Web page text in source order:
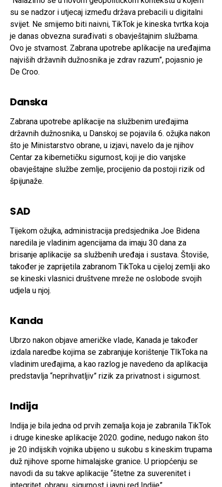
su se nadzor i utjecaj između država prebacili u digitalni
svijet. Ne smijemo biti naivni, TikTok je kineska tvrtka koja
je danas obvezna surađivati s obavještajnim službama.
Ovo je stvarnost. Zabrana upotrebe aplikacije na uređajima
najviših državnih dužnosnika je zdrav razum”, pojasnio je
De Croo.
Danska
Zabrana upotrebe aplikacije na službenim uređajima
državnih dužnosnika, u Danskoj se pojavila 6. ožujka nakon
što je Ministarstvo obrane, u izjavi, navelo da je njihov
Centar za kibernetičku sigurnost, koji je dio vanjske
obavještajne službe zemlje, procijenio da postoji rizik od
špijunaže.
SAD
Tijekom ožujka, administracija predsjednika Joe Bidena
naredila je vladinim agencijama da imaju 30 dana za
brisanje aplikacije sa službenih uređaja i sustava. Štoviše,
također je zaprijetila zabranom TikToka u cijeloj zemlji ako
se kineski vlasnici društvene mreže ne oslobode svojih
udjela u njoj.
Kanda
Ubrzo nakon objave američke vlade, Kanada je također
izdala naredbe kojima se zabranjuje korištenje TIkToka na
vladinim uređajima, a kao razlog je navedeno da aplikacija
predstavlja “neprihvatljiv” rizik za privatnost i sigurnost.
Indija
Indija je bila jedna od prvih zemalja koja je zabranila TikTok
i druge kineske aplikacije 2020. godine, nedugo nakon što
je 20 indijskih vojnika ubijeno u sukobu s kineskim trupama
duž njihove sporne himalajske granice. U priopćenju se
navodi da su takve aplikacije “štetne za suverenitet i